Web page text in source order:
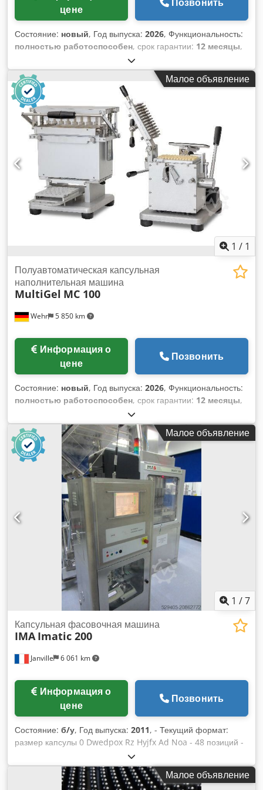
цене
Состояние: новый, Год выпуска: 2026, Функциональность:
полностью работоспособен, срок гарантии: 12 месяцы,
Автоматический загрузчик капсул мод. MS1 и
автоматический капсулировщик мод. MS6 AUT
Автоматическая фасовочная машина мод. MS 6 AUT для
твердых желатиновых капсул с 300 посадочными местами
для капсул для производства. С автоматическим
загрузчиком MS1 можно производить до 16 000 капсул в
час. Dwjdpeykt Rpsfx Ad Nea Машина оснащена форматом
капсул для выбора между размерами 00 – 0 – 1 – 2 – 3 – 4.
По запросу доступны также размеры капсул 000, 5 и DB
Caps. Технические данные Габариты машины MS6 AUT:
500 x 400 x 700 мм Габариты машины MS1: 410 x 700 x 650
мм Чистый вес MS6 AUT: 55 кг Чистый вес MS1: 115 кг
Электропитание: 1 фаза, 230 В, 50 Гц.
Малое объявление
1 / 1
Wehr 5 850 km
Полуавтоматическая капсульная
наполнительная машина
MultiGel MC 100
цене
Позвонить
Состояние: новый, Год выпуска: 2026, Функциональность:
полностью работоспособен, срок гарантии: 12 месяцы,
MC100 – Загрузчик/наполнитель капсул
Полуавтоматическая машина для наполнения капсул
модель MC 100 для твердых желатиновых капсул с 100
отверстиями, предназначенная для производства до 3 200
капсул в час. Dwjdpfxoyktzue Ad Noa Машина состоит из
загрузчика и наполнителя, оба размещены на отдельной
базе. Поставка осуществляется в комплекте, включая
устройство для прессования порошка и электромагнитный
вибратор, обеспечивающий равномерное распределение
порошка по капсулам. Машина оснащена кассетой для
капсул с возможностью выбора формата: 00 – 0 – 1 – 2 – 3 –
4. По запросу возможна поставка кассет для капсул
формата 000, 5 и DB Caps. Технические характеристики:
Единая база Габариты машины: 650 x 380 x 410 мм Масса
машины нетто: 30 кг Электропитание: 1 фаза, 230 В, 50 Гц.
Малое объявление
1 /7
Janville 6 061 km
Капсульная фасовочная машина
IMA Imatic 200
цене
Позвонить
Состояние: б/у, Год выпуска: 2011, - Текущий формат:
размер капсулы 0 Dwedpox Rz Hyjfx Ad Noa - 48 позиций -
Макс. производительность: 200 000 капсул в час -
Автоматическая проверка веса - Год выпуска: 2001, полная
модернизация в 2011/2012 гг. - Запасные части в наличии -
Малое объявление